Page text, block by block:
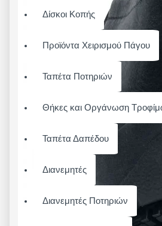
Δίσκοι Κοπής
Προϊόντα Χειρισμού Πάγου
Ταπέτα Ποτηριών
Θήκες και Οργάνωση
Ταπέτα Δαπέδου
Διανεμητές
Διανεμητές Ποτηριών